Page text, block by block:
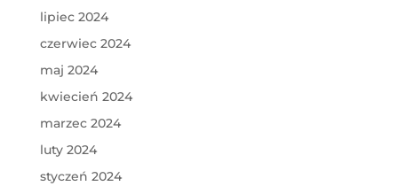
lipiec 2024
czerwiec 2024
maj 2024
kwiecień 2024
marzec 2024
luty 2024
styczeń 2024